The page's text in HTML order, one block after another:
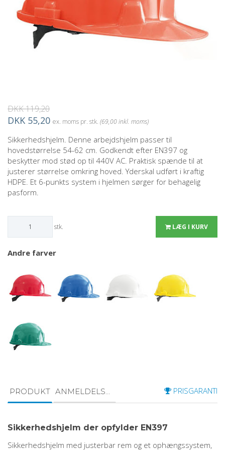
DKK 119,20
DKK 55,20 ex. moms pr. stk. (69,00 inkl. moms)
Sikkerhedshjelm. Denne arbejdshjelm passer til
hovedstørrelse 54-62 cm. Godkendt efter EN397 og
beskytter mod stød op til 440V AC. Praktisk spænde til at
justerer størrelse omkring hoved. Yderskal udført i kraftig
HDPE. Et 6-punkts system i hjelmen sørger for behagelig
pasform.
stk. LÆG I KURV
Andre farver
PRISGARANTI
PRODUKT ANMELDELSER
Sikkerhedshjelm der opfylder EN397
Sikkerhedshjelm med justerbar rem og et ophængssystem,